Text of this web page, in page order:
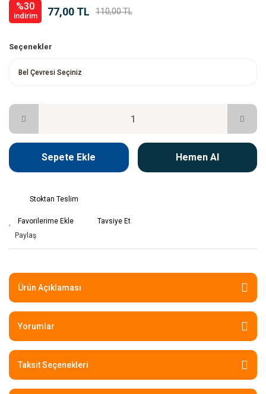
%30
indirim 77,00 TL 110,00 TL
Seçenekler
Sepete Ekle Hemen Al
Stoktan Teslim
Tavsiye Et
Paylaş
Ürün Açıklaması
Yorumlar
Taksit Seçenekleri